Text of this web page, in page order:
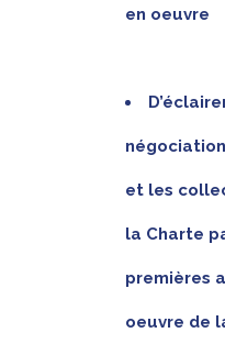
en oeuvre
et les
la Charte
premières
oeuvre de